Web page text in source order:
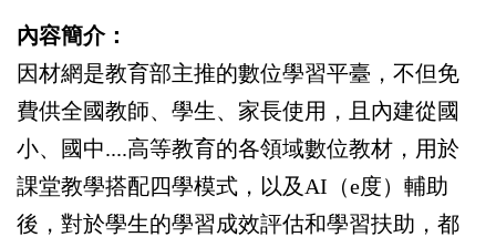
內容簡介：
因材網是教育部主推的數位學習平臺，不但免
費供全國教師、學生、家長使用，且內建從國
小、國中....高等教育的各領域數位教材，用於
課堂教學搭配四學模式，以及AI（e度）輔助
後，對於學生的學習成效評估和學習扶助，都